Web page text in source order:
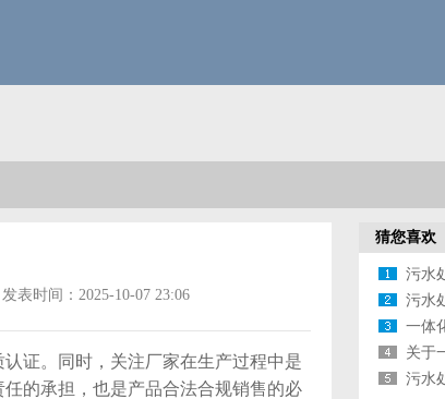
发表时间：2025-10-07 23:06
证。同时，关注厂家在生产过程中是
的承担，也是产品合法合规销售的必
猜您喜欢
污水
污水
一体
池吗
关于
缺点
污水